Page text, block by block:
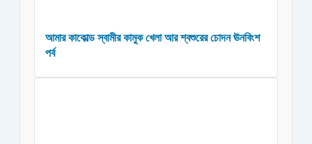
আমার কাকোল্ড স্বামীর কামুক খেলা আর শ্বশুরের চোদন ঊনবিংশ
পর্ব